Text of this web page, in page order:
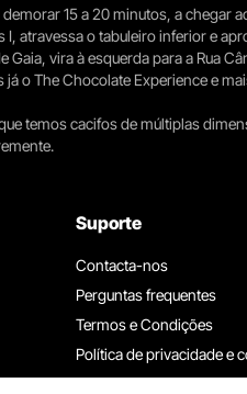
15 a 20 minutos, a chegar
I, atravessa o tabuleiro inferior e
Gaia, vira à esquerda para a Rua
o The Chocolate Experience e
temos cacifos de múltiplas
Suporte
Contacta-nos
Perguntas frequentes
Termos e Condições
Política de privacidade e
Trabalha connosco